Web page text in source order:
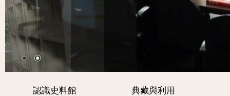
認識史料館 典藏與利用